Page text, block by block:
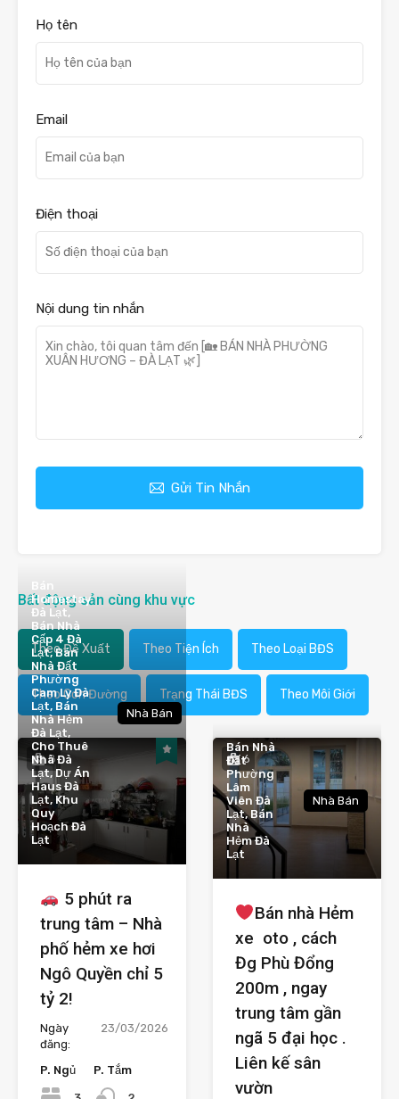
Họ tên
Email
Điện thoại
Nội dung tin nhắn
Gửi Tin Nhắn
Bất động sản cùng khu vực
Theo Đề Xuất Theo Tiện Ích Theo Loại BĐS
Theo Con Đường Trạng Thái BĐS Theo Môi Giới
8
Bán
Homestay
Đà Lạt,
Bán Nhà
Cấp 4 Đà
Lạt, Bán
Nhà Đất
Phường
Cam Ly Đà
Lạt, Bán
Nhà Hẻm
Đà Lạt,
Cho Thuê
Nhà Đà
Lạt, Dự Án
Haus Đà
Lạt, Khu
Quy
Hoạch Đà
Lạt
Nhà Bán
5 phút ra
trung tâm – Nhà
phố hẻm xe hơi
Ngô Quyền chỉ 5
tỷ 2!
Ngày
đăng:
23/03/2026
P. Ngủ P. Tắm
6
Bán Nhà
Đất
Phường
Lâm
Viên Đà
Lạt, Bán
Nhà
Hẻm Đà
Lạt
Nhà Bán
Bán nhà Hẻm
xe oto , cách
Đg Phù Đổng
200m , ngay
trung tâm gần
ngã 5 đại học .
Liên kế sân
vườn